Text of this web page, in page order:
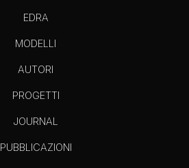
EDRA
MODELLI
AUTORI
PROGETTI
JOURNAL
PUBBLICAZIONI